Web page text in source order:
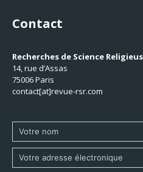
Contact
Recherches de Science
14, rue d’Assas
75006 Paris
contact[at]revue-rsr.com